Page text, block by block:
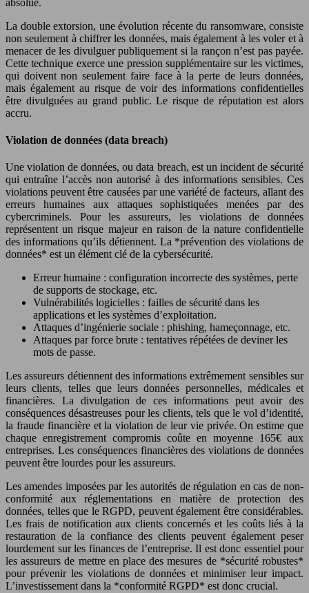
La double extorsion, une évolution récente du ransomware, consiste
non seulement à chiffrer les données, mais également à les voler et à
menacer de les divulguer publiquement si la rançon n’est pas payée.
Cette technique exerce une pression supplémentaire sur les victimes,
qui doivent non seulement faire face à la perte de leurs données,
mais également au risque de voir des informations confidentielles
être divulguées au grand public. Le risque de réputation est alors
accru.
Violation de données (data breach)
Une violation de données, ou data breach, est un incident de sécurité
qui entraîne l’accès non autorisé à des informations sensibles. Ces
violations peuvent être causées par une variété de facteurs, allant des
erreurs humaines aux attaques sophistiquées menées par des
cybercriminels. Pour les assureurs, les violations de données
représentent un risque majeur en raison de la nature confidentielle
des informations qu’ils détiennent. La *prévention des violations de
données* est un élément clé de la cybersécurité.
Erreur humaine : configuration incorrecte des systèmes, perte
de supports de stockage, etc.
Vulnérabilités logicielles : failles de sécurité dans les
applications et les systèmes d’exploitation.
Attaques d’ingénierie sociale : phishing, hameçonnage, etc.
Attaques par force brute : tentatives répétées de deviner les
mots de passe.
Les assureurs détiennent des informations extrêmement sensibles sur
leurs clients, telles que leurs données personnelles, médicales et
financières. La divulgation de ces informations peut avoir des
conséquences désastreuses pour les clients, tels que le vol d’identité,
la fraude financière et la violation de leur vie privée. On estime que
chaque enregistrement compromis coûte en moyenne 165€ aux
entreprises. Les conséquences financières des violations de données
peuvent être lourdes pour les assureurs.
Les amendes imposées par les autorités de régulation en cas de non-
conformité aux réglementations en matière de protection des
données, telles que le RGPD, peuvent également être considérables.
Les frais de notification aux clients concernés et les coûts liés à la
restauration de la confiance des clients peuvent également peser
lourdement sur les finances de l’entreprise. Il est donc essentiel pour
les assureurs de mettre en place des mesures de *sécurité robustes*
pour prévenir les violations de données et minimiser leur impact.
L’investissement dans la *conformité RGPD* est donc crucial.